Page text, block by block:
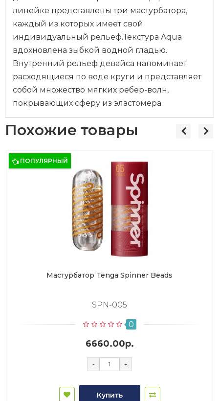
линейке представлены три мастурбатора,
каждый из которых имеет свой
индивидуальный рельеф.Текстура Aqua
вдохновлена зыбкой водной гладью.
Внутренний рельеф девайса напоминает
расходящиеся по воде круги и представляет
собой множество мягких ребер-волн,
покрывающих сферу из эластомера.
Похожие товары
ПОПУЛЯРНЫЙ
Мастурбатор Tenga Spinner Beads
SPN-005
0
6660.00р.
- +
Купить